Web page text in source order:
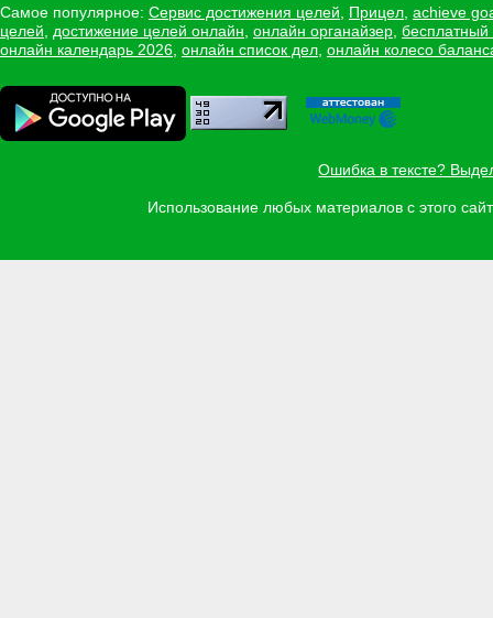
Самое популярное: Сервис достижения целей Прицел achieve
целей
достижение целей онлайн онлайн органайзер
онлайн календарь 2026 онлайн список дел онлайн колесо
Ошибка в тексте?
Использование любых материалов с этого
Задать вопрос